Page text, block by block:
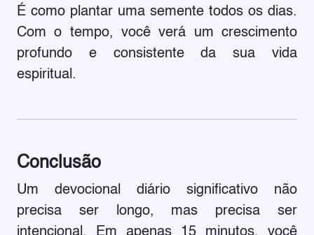
É como plantar uma semente todos os dias.
Com o tempo, você verá um crescimento
profundo e consistente da sua vida
espiritual.
Conclusão
Um devocional diário significativo não
precisa ser longo, mas precisa ser
intencional. Em apenas 15 minutos, você